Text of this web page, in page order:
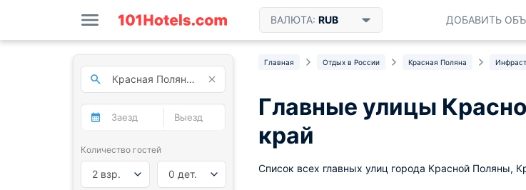
ВАЛЮТА: RUB ДОБАВИТЬ
Главная Отдых в России Красная Поляна
Главные улицы
край
Список всех главных улиц города Красной Поляны,
Количество гостей
2 взр. 0 дет.